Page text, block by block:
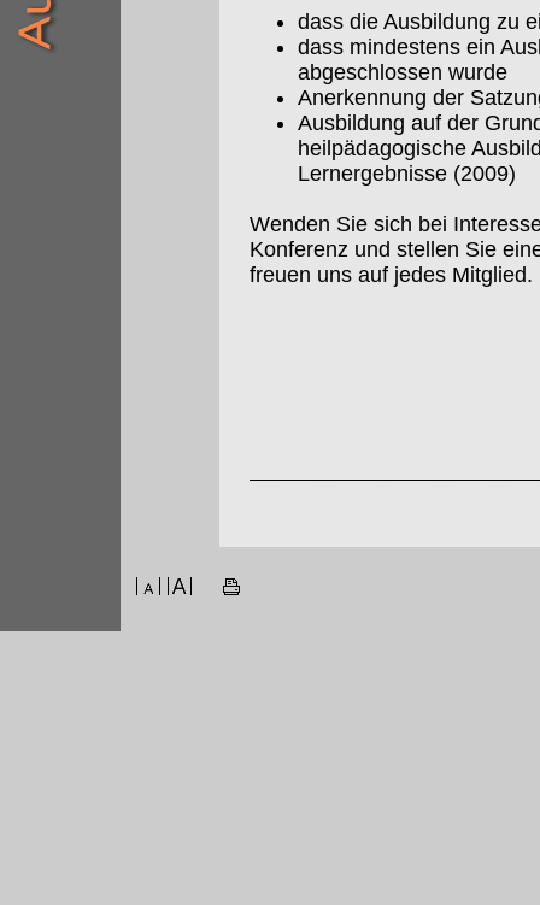
dass die Ausbildung zu
dass mindestens ein
abgeschlossen wurde
Anerkennung der
Ausbildung auf der
heilpädagogische
Lernergebnisse (2009)
Wenden Sie sich bei
Konferenz und stellen Sie
freuen uns auf jedes Mitglied.